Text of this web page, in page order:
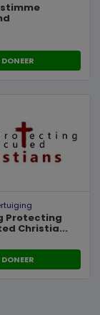
DONEER
Protecting
Christia...
DONEER